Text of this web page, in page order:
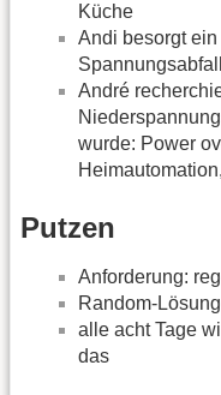
Küche
Andi besorgt
Spannungsabfall
André
wurde: Power
Putzen
Anforderung:
Random-
alle acht Tage
das